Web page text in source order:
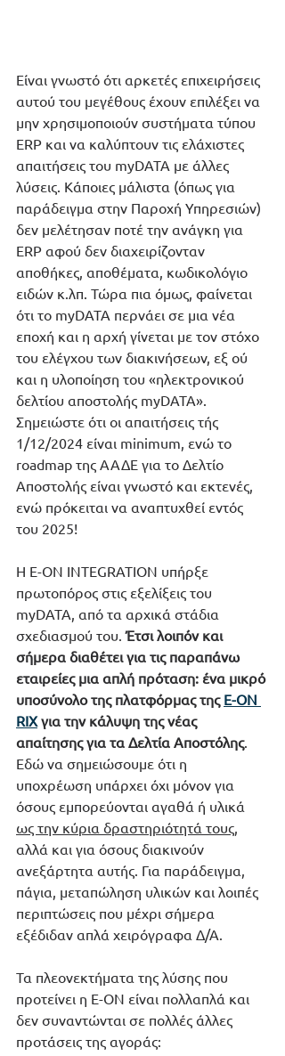
Είναι γνωστό ότι αρκετές επιχειρήσεις
αυτού του μεγέθους έχουν επιλέξει να
μην χρησιμοποιούν συστήματα τύπου
ERP και να καλύπτουν τις ελάχιστες
απαιτήσεις του myDATA με άλλες
λύσεις. Κάποιες μάλιστα (όπως για
παράδειγμα στην Παροχή Υπηρεσιών)
δεν μελέτησαν ποτέ την ανάγκη για
ERP αφού δεν διαχειρίζονταν
αποθήκες, αποθέματα, κωδικολόγιο
ειδών κ.λπ. Τώρα πια όμως, φαίνεται
ότι το myDATA περνάει σε μια νέα
εποχή και η αρχή γίνεται με τον στόχο
του ελέγχου των διακινήσεων, εξ ού
και η υλοποίηση του «ηλεκτρονικού
δελτίου αποστολής myDATA».
Σημειώστε ότι οι απαιτήσεις τής
1/12/2024 είναι minimum, ενώ το
roadmap της ΑΑΔΕ για το Δελτίο
Αποστολής είναι γνωστό και εκτενές,
ενώ πρόκειται να αναπτυχθεί εντός
του 2025!
Η E-ON INTEGRATION υπήρξε
πρωτοπόρος στις εξελίξεις του
myDATA, από τα αρχικά στάδια
σχεδιασμού του. Έτσι λοιπόν και
σήμερα διαθέτει για τις παραπάνω
εταιρείες μια απλή πρόταση: ένα μικρό
υποσύνολο της πλατφόρμας της E-ON
RIX για την κάλυψη της νέας
απαίτησης για τα Δελτία Αποστόλης.
Εδώ να σημειώσουμε ότι η
υποχρέωση υπάρχει όχι μόνον για
όσους εμπορεύονται αγαθά ή υλικά
ως την κύρια δραστηριότητά τους,
αλλά και για όσους διακινούν
ανεξάρτητα αυτής. Για παράδειγμα,
πάγια, μεταπώληση υλικών και λοιπές
περιπτώσεις που μέχρι σήμερα
εξέδιδαν απλά χειρόγραφα Δ/Α.
Τα πλεονεκτήματα της λύσης που
προτείνει η E-ON είναι πολλαπλά και
δεν συναντώνται σε πολλές άλλες
προτάσεις της αγοράς: